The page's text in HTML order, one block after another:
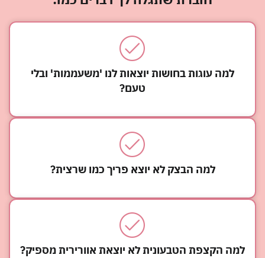
למה עוגות בחושות יוצאות לנו 'משעממות' ובלי
טעם?
למה הבצק לא יוצא פריך כמו שרצית?
למה הקצפת הטבעונית לא יוצאת אוורירית מספיק?